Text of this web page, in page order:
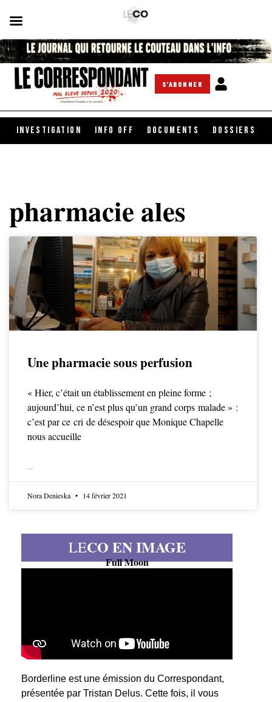
S'ABONNER
INVESTIGATION INFO OFF DOCUMENTS DOSSIERS
pharmacie ales
Une pharmacie sous perfusion
« Hier, c’était un établissement en pleine forme ;
aujourd’hui, ce n’est plus qu’un grand corps malade » :
c’est par ce cri de désespoir que Monique Chapelle
nous accueille
Nora Denieska 14 février 2021
LECO EN IMAGE
Full Moon
Borderline est une émission du Correspondant,
présentée par Tristan Delus. Cette fois, il vous